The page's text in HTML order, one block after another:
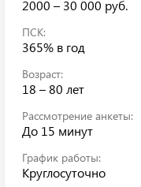
2000 – 30 000 руб.
ПСК:
365% в год
Возраст:
18 – 80 лет
Рассмотрение анкеты:
До 15 минут
График работы:
Круглосуточно